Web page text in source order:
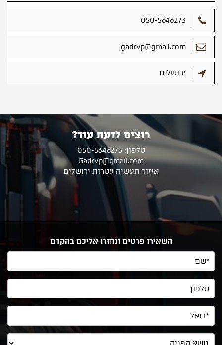
050-5646273
gadrvp@gmail.com
ירושלים
רוצים לדעת עוד?
טלפון: 050-5646273
Gadrvp@gmail.com
איזור תעשיה עטרות ירושלים
השאירו פרטים ונחזרו אליכם בהקדם